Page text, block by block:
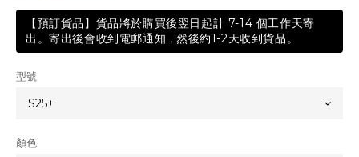
【預訂貨品】貨品將於購買後翌日起計 7-14 個工作天寄
出。寄出後會收到電郵通知 , 然後約1-2天收到貨品。
型號
顏色